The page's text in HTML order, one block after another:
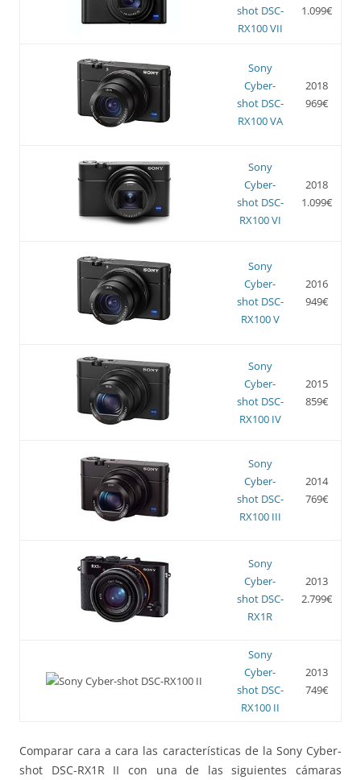
shot DSC-
RX100 VII
1.099€
Sony
Cyber-
shot DSC-
RX100 VA
2018
969€
Sony
Cyber-
shot DSC-
RX100 VI
2018
1.099€
Sony
Cyber-
shot DSC-
RX100 V
2016
949€
Sony
Cyber-
shot DSC-
RX100 IV
2015
859€
Sony
Cyber-
shot DSC-
RX100 III
2014
769€
Sony
Cyber-
shot DSC-
RX1R
2013
2.799€
Sony
Cyber-
shot DSC-
RX100 II
2013
749€
Comparar cara a cara las características de la Sony Cyber-
shot DSC-RX1R II con una de las siguientes cámaras